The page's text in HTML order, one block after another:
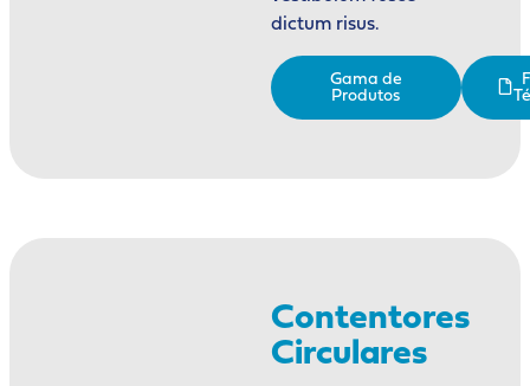
dictum risus.
Gama de
Produtos
Contentores
Circulares